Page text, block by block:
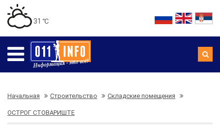
31 ℃
Начальная Строительство Складские помещения
ОСТРОГ СТОВАРИШТЕ